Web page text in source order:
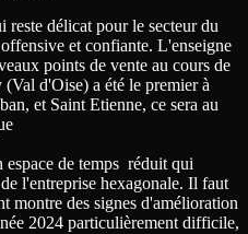
délicat pour le secteur du
et confiante. L'enseigne
points de vente au cours de
d'Oise) a été le premier à
et Saint Etienne, ce sera au
espace de temps réduit qui
l'entreprise hexagonale. Il faut
montre des signes d'amélioration
2024 particulièrement difficile,